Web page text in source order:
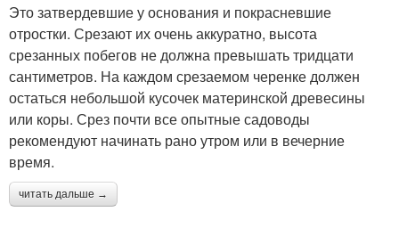
Это затвердевшие у основания и покрасневшие
отростки. Срезают их очень аккуратно, высота
срезанных побегов не должна превышать тридцати
сантиметров. На каждом срезаемом черенке должен
остаться небольшой кусочек материнской древесины
или коры. Срез почти все опытные садоводы
рекомендуют начинать рано утром или в вечерние
время.
читать дальше →